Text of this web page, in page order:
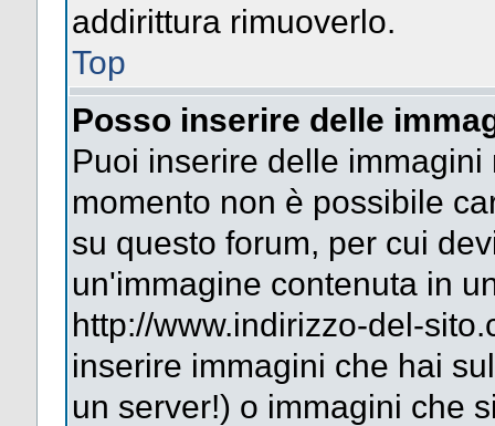
addirittura rimuoverlo.
Top
Posso inserire delle
Puoi inserire delle
momento non è possibile
su questo forum, per cui
un'immagine contenuta in
http://www.indirizzo-del-
inserire immagini che hai
un server!) o immagini che